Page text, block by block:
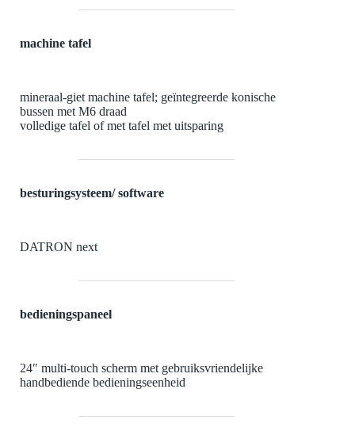
machine tafel
mineraal-giet machine tafel; geïntegreerde konische
bussen met M6 draad
volledige tafel of met tafel met uitsparing
besturingsysteem/ software
DATRON next
bedieningspaneel
24″ multi-touch scherm met gebruiksvriendelijke
handbediende bedieningseenheid